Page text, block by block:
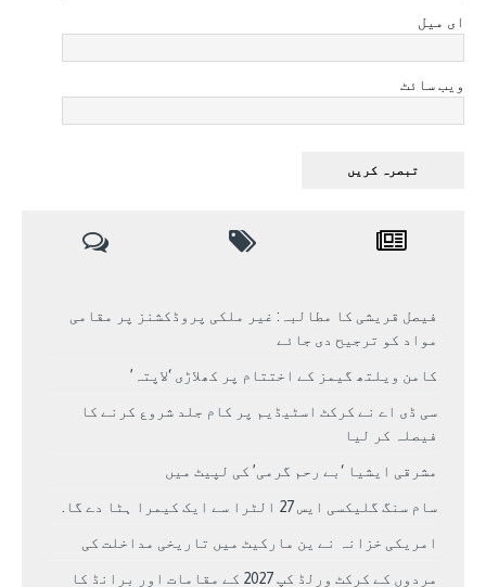
ای میل
ویب سائٹ
فیصل قریشی کا مطالبہ: غیر ملکی پروڈکشنز پر مقامی
مواد کو ترجیح دی جائے
کامن ویلتھ گیمز کے اختتام پر کھلاڑی ‘لاپتہ’
سی ڈی اے نے کرکٹ اسٹیڈیم پر کام جلد شروع کرنے کا
فیصلہ کر لیا
مشرقی ایشیا ‘بے رحم گرمی’ کی لپیٹ میں
سام سنگ گلیکسی ایس 27 الٹرا سے ایک کیمرا ہٹا دے گا.
امریکی خزانہ نے ین مارکیٹ میں تاریخی مداخلت کی
مردوں کے کرکٹ ورلڈ کپ 2027 کے مقامات اور برانڈ کا